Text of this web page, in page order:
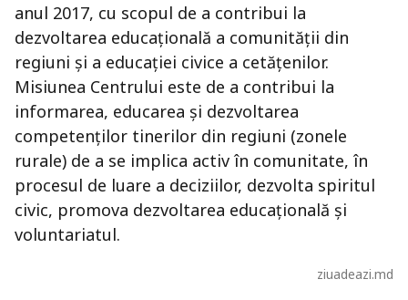
anul 2017, cu scopul de a contribui la
dezvoltarea educațională a comunității din
regiuni și a educației civice a cetățenilor.
Misiunea Centrului este de a contribui la
informarea, educarea și dezvoltarea
competenților tinerilor din regiuni (zonele
rurale) de a se implica activ în comunitate, în
procesul de luare a deciziilor, dezvolta spiritul
civic, promova dezvoltarea educațională și
voluntariatul.
ziuadeazi.md